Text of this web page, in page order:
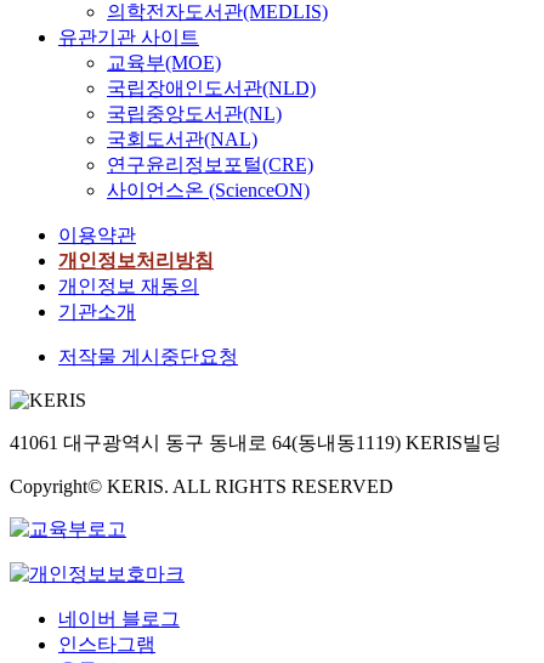
의학전자도서관(MEDLIS)
유관기관 사이트
교육부(MOE)
국립장애인도서관(NLD)
국립중앙도서관(NL)
국회도서관(NAL)
연구윤리정보포털(CRE)
사이언스온 (ScienceON)
이용약관
개인정보처리방침
개인정보 재동의
기관소개
저작물 게시중단요청
41061 대구광역시 동구 동내로 64(동내동1119) KERIS빌딩
Copyright© KERIS. ALL RIGHTS RESERVED
네이버 블로그
인스타그램